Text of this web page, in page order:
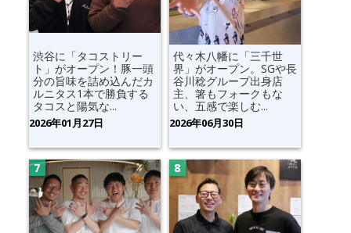
渋谷に「タコストリー
ト」がオープン！豚一頭
分の旨味を詰め込んだカ
ルニタス1本で勝負する
タコスと陽気な...
2026年01月27日
代々木八幡に「三千世
界」がオープン。SGや長
谷川稔グループ出身店
主、箸もフォークもな
い、五感で楽しむ...
2026年06月30日